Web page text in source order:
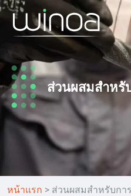
ส่วนผสมสำหรั
หน้าแรก > ส่วนผสมสำหรับกา